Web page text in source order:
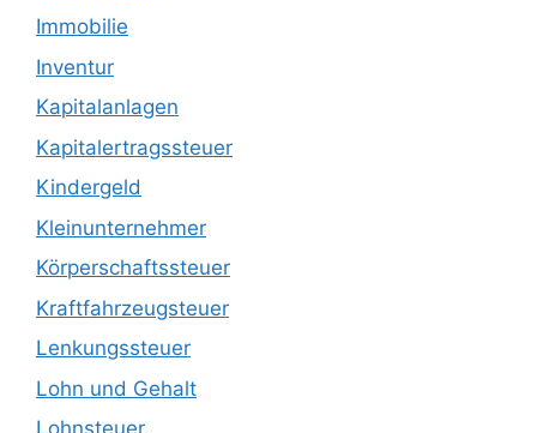
Immobilie
Inventur
Kapitalanlagen
Kapitalertragssteuer
Kindergeld
Kleinunternehmer
Körperschaftssteuer
Kraftfahrzeugsteuer
Lenkungssteuer
Lohn und Gehalt
Lohnsteuer